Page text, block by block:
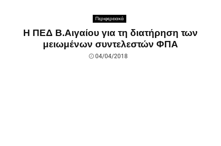
Περιφερειακά
Η ΠΕΔ Β.Αιγαίου για τη διατήρηση των
μειωμένων συντελεστών ΦΠΑ
04/04/2018